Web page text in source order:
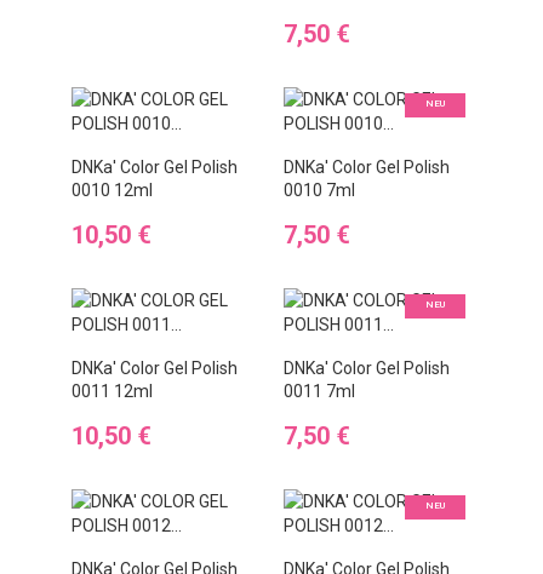
Preis
7,50 €
DNKa' Color Gel Polish
0010 12ml
Preis
10,50 €
NEU
DNKa' Color Gel Polish
0010 7ml
Preis
7,50 €
DNKa' Color Gel Polish
0011 12ml
Preis
10,50 €
NEU
DNKa' Color Gel Polish
0011 7ml
Preis
7,50 €
DNKa' Color Gel Polish
NEU
DNKa' Color Gel Polish